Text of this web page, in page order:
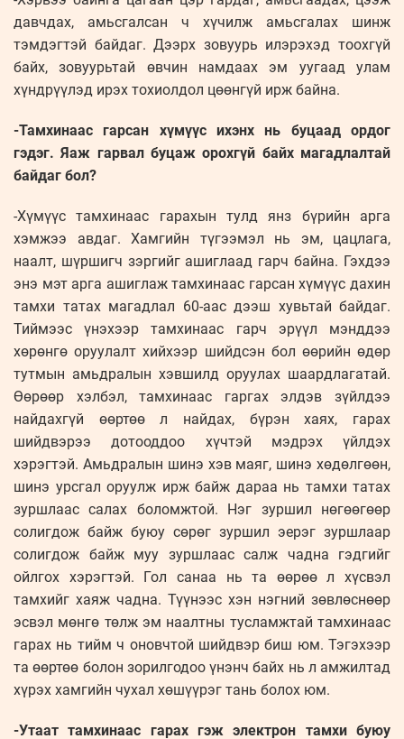
давчдах, амьсгалсан ч хүчилж амьсгалах шинж
тэмдэгтэй байдаг. Дээрх зовуурь илэрэхэд тоохгүй
байх, зовуурьтай өвчин намдаах эм уугаад улам
хүндрүүлэд ирэх тохиолдол цөөнгүй ирж байна.
-Тамхинаас гарсан хүмүүс ихэнх нь буцаад ордог
гэдэг. Яаж гарвал буцаж орохгүй байх магадлалтай
байдаг бол?
-Хүмүүс тамхинаас гарахын тулд янз бүрийн арга
хэмжээ авдаг. Хамгийн түгээмэл нь эм, цацлага,
наалт, шүршигч зэргийг ашиглаад гарч байна. Гэхдээ
энэ мэт арга ашиглаж тамхинаас гарсан хүмүүс дахин
тамхи татах магадлал 60-аас дээш хувьтай байдаг.
Тиймээс үнэхээр тамхинаас гарч эрүүл мэнддээ
хөрөнгө оруулалт хийхээр шийдсэн бол өөрийн өдөр
тутмын амьдралын хэвшилд оруулах шаардлагатай.
Өөрөөр хэлбэл, тамхинаас гаргах элдэв зүйлдээ
найдахгүй өөртөө л найдах, бүрэн хаях, гарах
шийдвэрээ дотооддоо хүчтэй мэдрэх үйлдэх
хэрэгтэй. Амьдралын шинэ хэв маяг, шинэ хөдөлгөөн,
шинэ урсгал оруулж ирж байж дараа нь тамхи татах
зуршлаас салах боломжтой. Нэг зуршил нөгөөгөөр
солигдож байж буюу сөрөг зуршил эерэг зуршлаар
солигдож байж муу зуршлаас салж чадна гэдгийг
ойлгох хэрэгтэй. Гол санаа нь та өөрөө л хүсвэл
тамхийг хаяж чадна. Түүнээс хэн нэгний зөвлөснөөр
эсвэл мөнгө төлж эм наалтны тусламжтай тамхинаас
гарах нь тийм ч оновчтой шийдвэр биш юм. Тэгэхээр
та өөртөө болон зорилгодоо үнэнч байх нь л амжилтад
хүрэх хамгийн чухал хөшүүрэг тань болох юм.
-Утаат тамхинаас гарах гэж электрон тамхи буюу